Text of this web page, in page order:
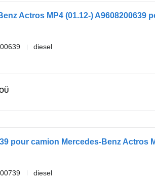
diesel
pour camion Mercedes-Benz Actros
diesel